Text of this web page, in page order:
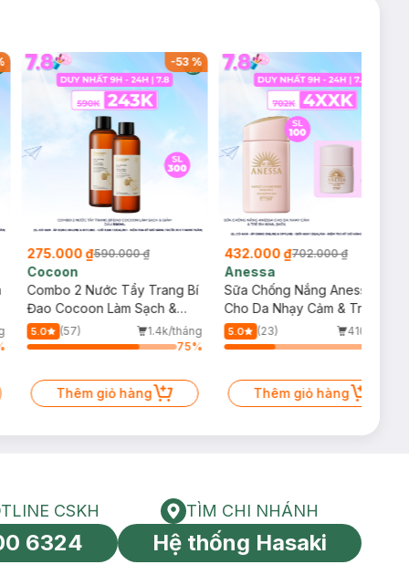
-53%
275.000 ₫590.000 ₫
Cocoon
Combo 2 Nước Tẩy Trang Bí
Đao Cocoon Làm Sạch &
Giảm Dầu 500ml
5.0 (57)
1.4k/tháng
75%
Thêm giỏ hàng
432.000 ₫702.000 ₫
Anessa
Sữa Chống Nắng Anessa
Cho Da Nhạy Cảm & Trẻ Em
60ml (Mới)
5.0 (23)
410/tháng
Thêm giỏ hàng
toàn cầu
HOTLINE CSKH
CSKH
6324
Tìm chi nhánh
TÌM CHI NHÁNH
Hệ thống Hasaki